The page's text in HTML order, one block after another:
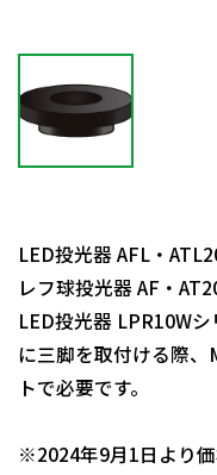
LED投光器 AFL・
レフ球投光器 AF・
LED投光器 LPR10Wシ
に三脚を取付ける際
トで必要です。
※2024年9月1日より価